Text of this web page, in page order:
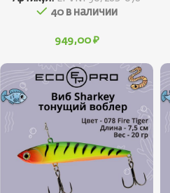
40 в наличии
949,00 ₽